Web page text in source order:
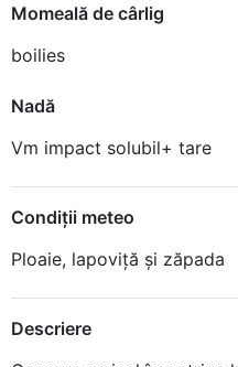
Momeală de cârlig
boilies
Nadă
Vm impact solubil+ tare
Condiţii meteo
Ploaie, lapoviță și zăpada
Descriere